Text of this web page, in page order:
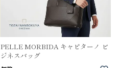
PELLE MORBIDA キャピターノ ビ
ジネスバッグ